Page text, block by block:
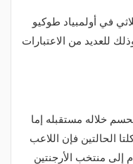
في أولمبياد طوكيو
للعديد من الاعتبارات
خلاله مستقبله إما
الحالتين فإن اللاعب
منتخب الأرجنتين